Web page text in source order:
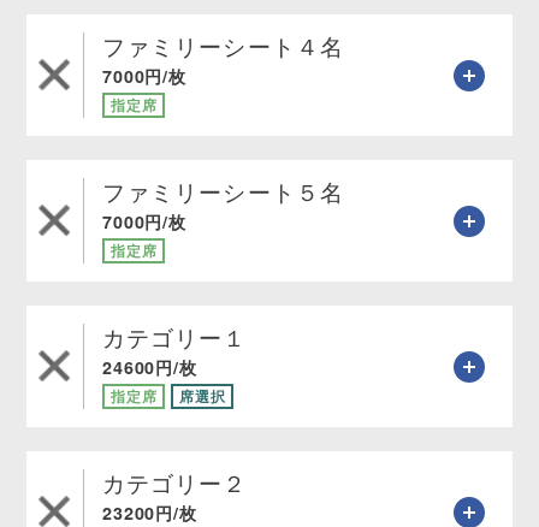
ファミリーシート４名
7000円/枚
指定席
ファミリーシート５名
7000円/枚
指定席
カテゴリー１
24600円/枚
指定席 席選択
カテゴリー２
23200円/枚